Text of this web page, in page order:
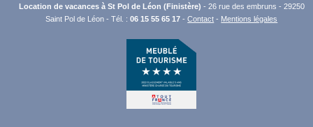
Location de vacances à St Pol de Léon (Finistère) - 26 rue des embruns - 29250
Saint Pol de Léon - Tél. :06 15 55 65 17 -Contact - Mentions légales